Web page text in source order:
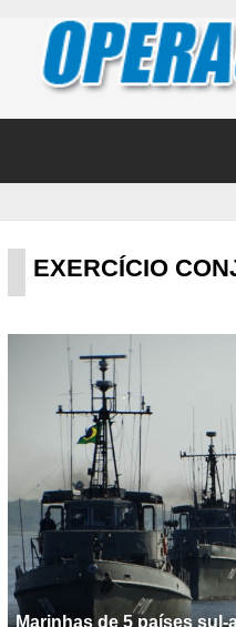
EXERCÍCIO
Marinhas de 5 países